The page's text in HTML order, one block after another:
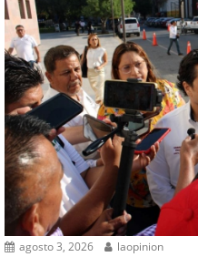
agosto 3, 2026 laopinion